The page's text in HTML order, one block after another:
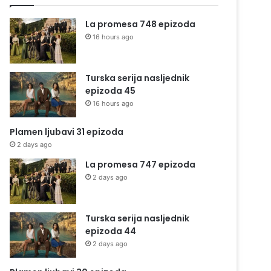
La promesa 748 epizoda
16 hours ago
Turska serija nasljednik
epizoda 45
16 hours ago
Plamen ljubavi 31 epizoda
2 days ago
La promesa 747 epizoda
2 days ago
Turska serija nasljednik
epizoda 44
2 days ago